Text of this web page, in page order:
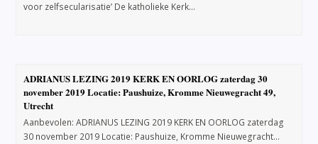
voor zelfsecularisatie’ De katholieke Kerk…
ADRIANUS LEZING 2019 KERK EN OORLOG zaterdag 30
november 2019 Locatie: Paushuize, Kromme Nieuwegracht 49,
Utrecht
Aanbevolen: ADRIANUS LEZING 2019 KERK EN OORLOG zaterdag
30 november 2019 Locatie: Paushuize, Kromme Nieuwegracht…